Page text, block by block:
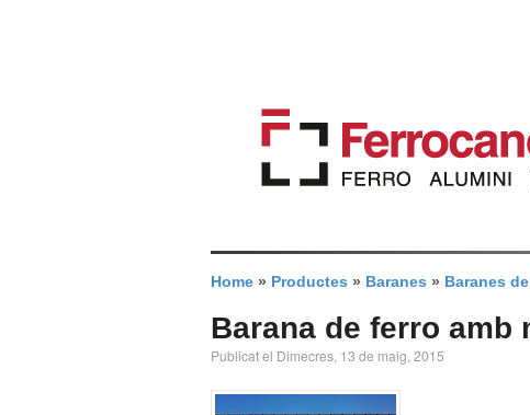
Home » Productes » Baranes » Baranes
Barana de ferro amb
Publicat el Dimecres, 13 de maig, 2015